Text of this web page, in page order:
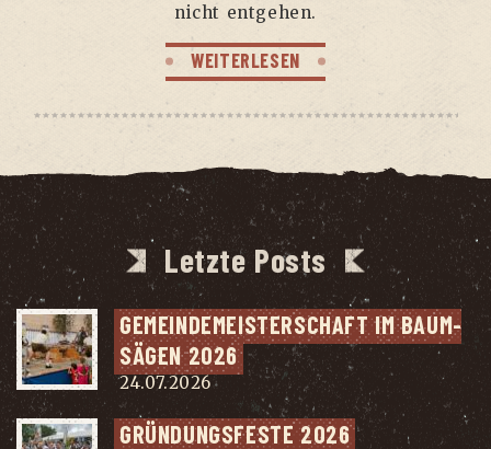
nicht entgehen.
WEITERLESEN
Letzte Posts
GEMEIN­DE­MEIS­TER­SCHAFT IM BAUM­
SÄ­GEN 2026
24.07.2026
GRÜN­DUNGS­FES­TE 2026